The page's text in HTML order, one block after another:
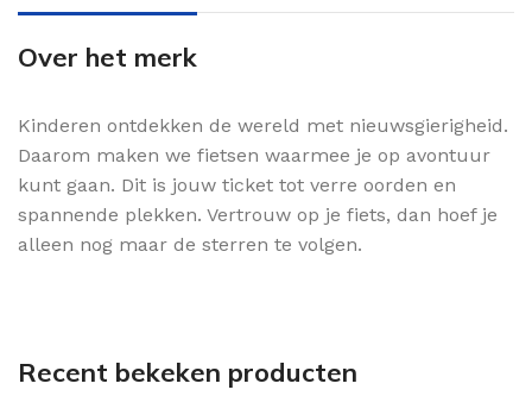
Over het merk
Kinderen ontdekken de wereld met nieuwsgierigheid.
Daarom maken we fietsen waarmee je op avontuur
kunt gaan. Dit is jouw ticket tot verre oorden en
spannende plekken. Vertrouw op je fiets, dan hoef je
alleen nog maar de sterren te volgen.
Recent bekeken producten